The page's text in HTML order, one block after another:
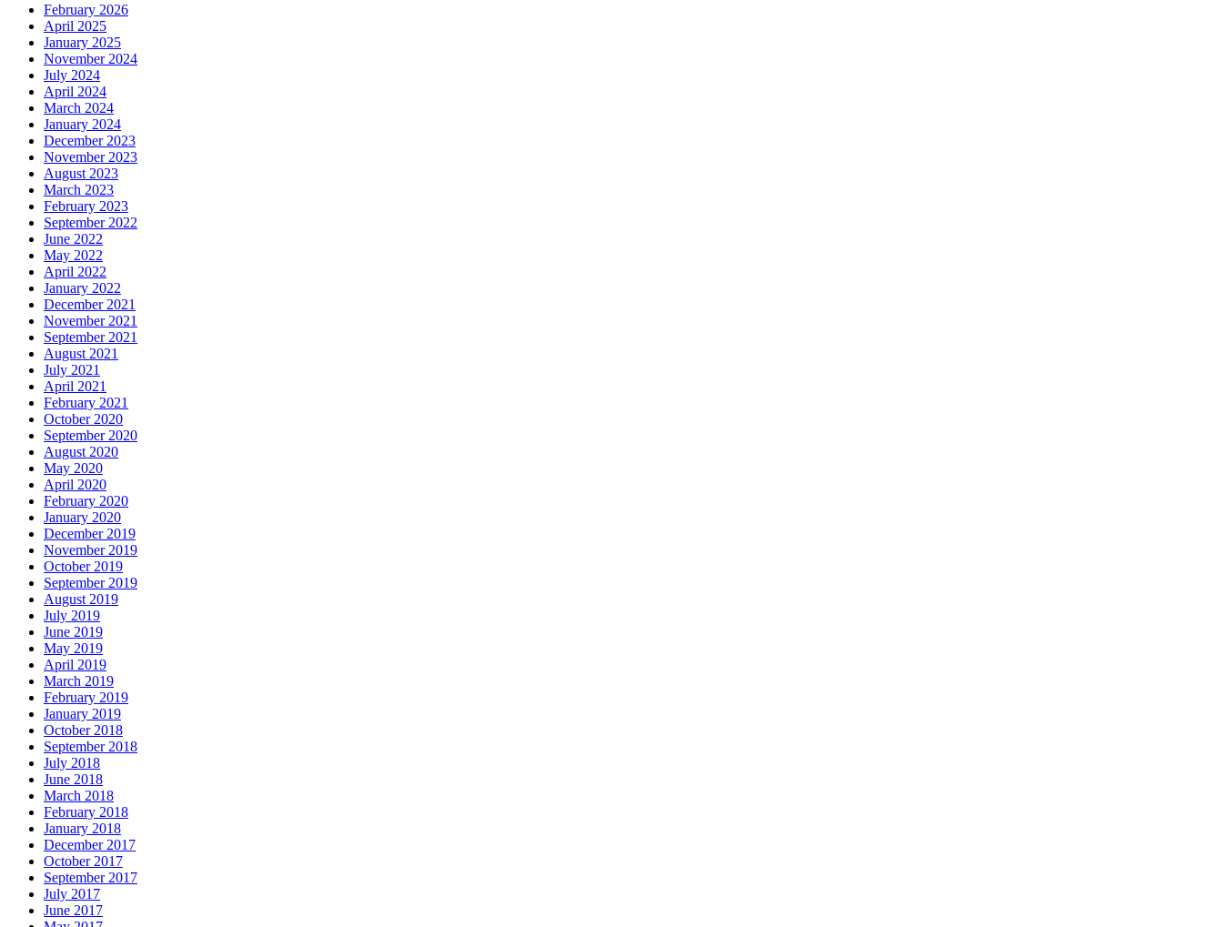
February 2026
April 2025
January 2025
November 2024
July 2024
April 2024
March 2024
January 2024
December 2023
November 2023
August 2023
March 2023
February 2023
September 2022
June 2022
May 2022
April 2022
January 2022
December 2021
November 2021
September 2021
August 2021
July 2021
April 2021
February 2021
October 2020
September 2020
August 2020
May 2020
April 2020
February 2020
January 2020
December 2019
November 2019
October 2019
September 2019
August 2019
July 2019
June 2019
May 2019
April 2019
March 2019
February 2019
January 2019
October 2018
September 2018
July 2018
June 2018
March 2018
February 2018
January 2018
December 2017
October 2017
September 2017
July 2017
June 2017